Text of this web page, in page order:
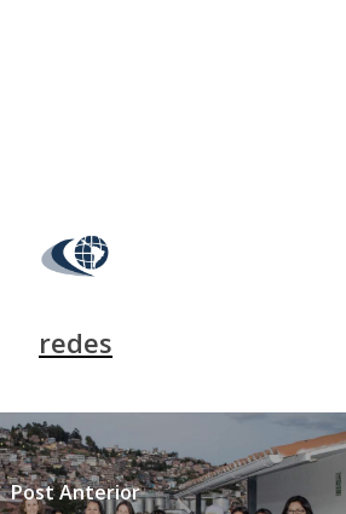
redes
Post Anterior